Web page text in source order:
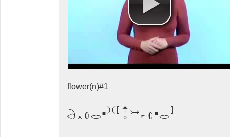
flower(n)#1
